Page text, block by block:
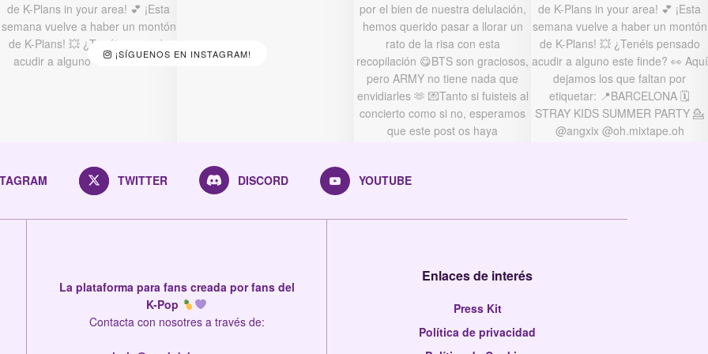
¡SÍGUENOS EN INSTAGRAM!
TWITTER DISCORD YOUTUBE
La plataforma para fans creada por fans del
K-Pop
Contacta con nosotres a través de:
Enlaces de interés
Press Kit
Política de privacidad